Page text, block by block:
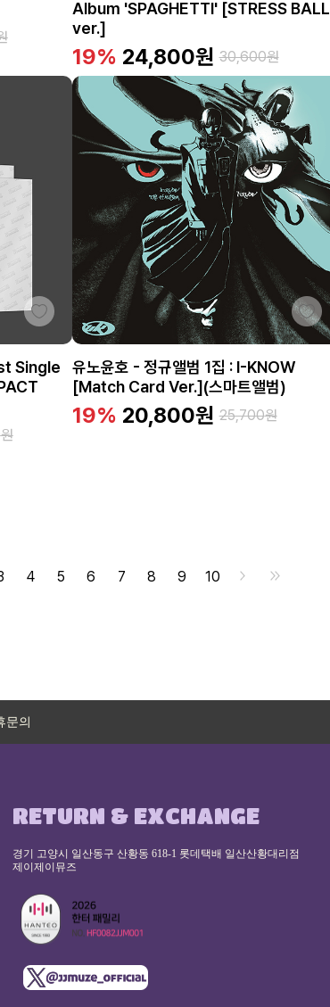
Album 'SPAGHETTI' [STRESS BALL
ver.]
19% 24,800원 30,600원
Single
원
유노윤호 - 정규앨범 1집 : I-KNOW
[Match Card Ver.](스마트앨범)
19% 20,800원 25,700원
4 5 6 7 8 9 10
문의
RETURN & EXCHANGE
경기 고양시 일산동구 산황동 618-1 롯데택배 일산산황대리점
제이제이뮤즈